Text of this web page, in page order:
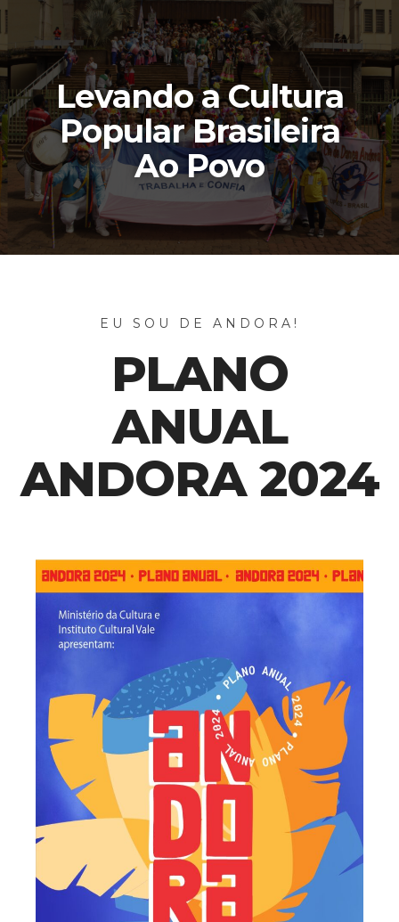
Levando a Cultura
Popular Brasileira
Ao Povo
EU SOU DE ANDORA!
PLANO
ANUAL
ANDORA 2024